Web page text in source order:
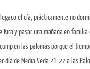
el día, prácticamente no
Kira y pasar una mañana en
las palomas porque el
día de Media Veda 21-22 a las